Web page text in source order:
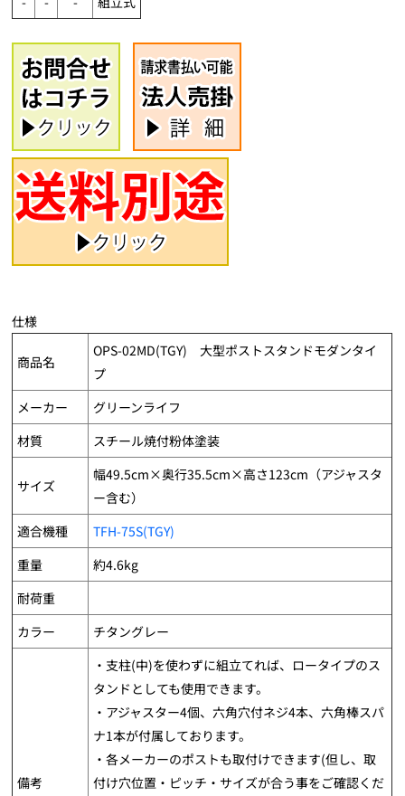
仕様
商品名
OPS-02MD(TGY) 大型ポストスタンドモダンタイ
プ
メーカー
グリーンライフ
材質
スチール焼付粉体塗装
サイズ
幅49.5cm×奥行35.5cm×高さ123cm（アジャスタ
ー含む）
適合機種
TFH-75S(TGY)
重量
約4.6kg
耐荷重
カラー
チタングレー
備考
・支柱(中)を使わずに組立てれば、ロータイプのス
タンドとしても使用できます。
・アジャスター4個、六角穴付ネジ4本、六角棒スパ
ナ1本が付属しております。
・各メーカーのポストも取付けできます(但し、取
付け穴位置・ピッチ・サイズが合う事をご確認くだ